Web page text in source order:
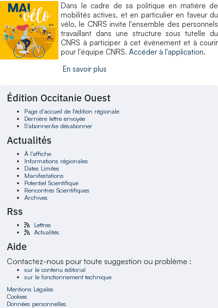
Dans le cadre de sa politique en matière de
mobilités actives, et en particulier en faveur du
vélo, le CNRS invite l'ensemble des personnels
travaillant dans une structure sous tutelle du
CNRS à participer à cet événement et à courir
pour l'équipe CNRS. Accéder à l'application.
En savoir plus
Édition Occitanie Ouest
Page d'accueil de l'édition régionale
Dernière lettre envoyée
S'abonner/se désabonner
Actualités
À l'affiche
Informations régionales
Dates Limites
Manifestations
Potentiel Scientifique
Rencontres Scientifiques
Archives
Rss
Lettres
Actualités
Aide
Contactez-nous pour toute suggestion ou problème :
sur le contenu éditorial
sur le fonctionnement technique
Mentions Légales
Cookies
Données personnelles